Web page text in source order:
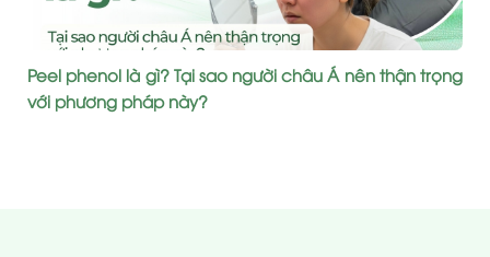
Peel phenol là gì? Tại sao người châu Á nên thận trọng
với phương pháp này?